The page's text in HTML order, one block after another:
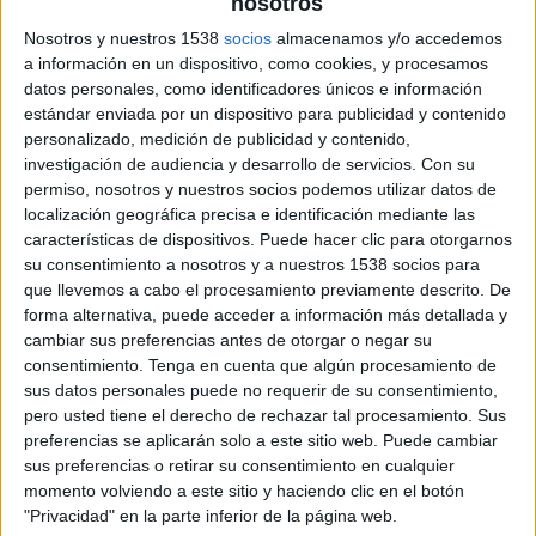
Nosotros y nuestros 1538 socios almacenamos y/o accedemos
a información en un dispositivo, como cookies, y procesamos
datos personales, como identificadores únicos e información
estándar enviada por un dispositivo para publicidad y contenido
personalizado, medición de publicidad y contenido,
investigación de audiencia y desarrollo de servicios. Con su
permiso, nosotros y nuestros socios podemos utilizar datos de
localización geográfica precisa e identificación mediante las
características de dispositivos. Puede hacer clic para otorgarnos
su consentimiento a nosotros y a nuestros 1538 socios para
que llevemos a cabo el procesamiento previamente descrito. De
forma alternativa, puede acceder a información más detallada y
cambiar sus preferencias antes de otorgar o negar su
consentimiento. Tenga en cuenta que algún procesamiento de
sus datos personales puede no requerir de su consentimiento,
pero usted tiene el derecho de rechazar tal procesamiento. Sus
preferencias se aplicarán solo a este sitio web. Puede cambiar
sus preferencias o retirar su consentimiento en cualquier
momento volviendo a este sitio y haciendo clic en el botón
"Privacidad" en la parte inferior de la página web.
, i de la vicepresidenta primera,
Marull. També hi han assistit representants i
regidors dels municipis d’Ullà, la Tallada
d’Empordà, Jafre, Pals, l’Escala, Regencós, la
Pera, Corçà, Foixà, Gualta, Ultramort, Verges,
Rupià, Serra de Daró i del mateix Torroella de
Montgrí.
Durant la sessió, tant Colomí com Marquès han
coincidit a remarcar la necessitat de mantenir
espais de coordinació i treball conjunt entre
administracions per compartir inquietuds,
posicionaments i possibles alternatives davant
els projectes previstos al PLATER. Els
responsables polítics han defensat que aquest
debat s’ha de fer garantint la protecció del